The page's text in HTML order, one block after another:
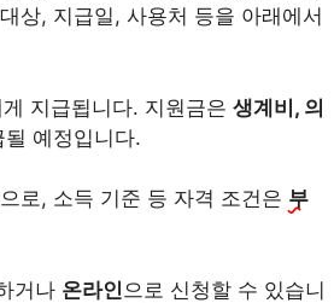
상, 지급일, 사용처 등을 아래에서
지급됩니다. 지원금은 생계비, 의
될 예정입니다.
로, 소득 기준 등 자격 조건은 부
거나 온라인 으로 신청할 수 있습니